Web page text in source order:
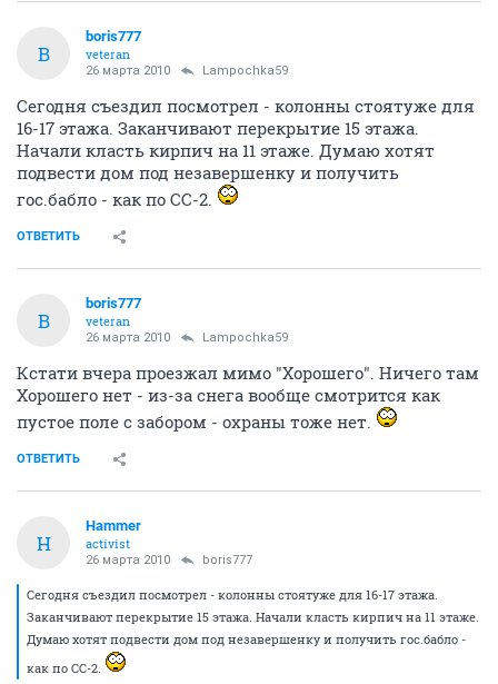
B
boris777
veteran
26 марта 2010 Lampochka59
Сегодня съездил посмотрел - колонны стоятуже для
16-17 этажа. Заканчивают перекрытие 15 этажа.
Начали класть кирпич на 11 этаже. Думаю хотят
подвести дом под незавершенку и получить
гос.бабло - как по СС-2.
ОТВЕТИТЬ
B
boris777
veteran
26 марта 2010 Lampochka59
Кстати вчера проезжал мимо "Хорошего". Ничего там
Хорошего нет - из-за снега вообще смотрится как
пустое поле с забором - охраны тоже нет.
ОТВЕТИТЬ
H
Hammer
activist
26 марта 2010 boris777
Сегодня съездил посмотрел - колонны стоятуже для 16-17 этажа.
Заканчивают перекрытие 15 этажа. Начали класть кирпич на 11 этаже.
Думаю хотят подвести дом под незавершенку и получить гос.бабло -
как по СС-2.